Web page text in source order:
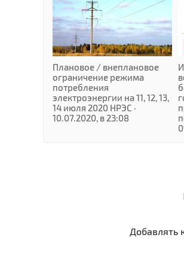
Плановое / внеплановое
ограничение режима
потребления
электроэнергии на 11, 12, 13,
14 июля 2020 НРЭС ·
10.07.2020, в 23:08
Добавлять